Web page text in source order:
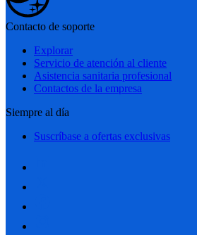
Contacto de soporte
Explorar
Servicio de atención al cliente
Asistencia sanitaria profesional
Contactos de la empresa
Siempre al día
Suscríbase a ofertas exclusivas